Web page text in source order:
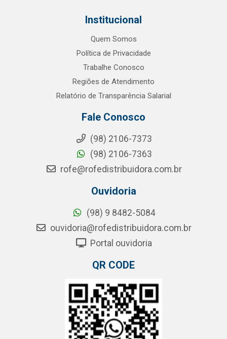
Institucional
Quem Somos
Política de Privacidade
Trabalhe Conosco
Regiões de Atendimento
Relatório de Transparência Salarial
Fale Conosco
(98) 2106-7373
(98) 2106-7363
rofe@rofedistribuidora.com.br
Ouvidoria
(98) 9 8482-5084
ouvidoria@rofedistribuidora.com.br
Portal ouvidoria
QR CODE